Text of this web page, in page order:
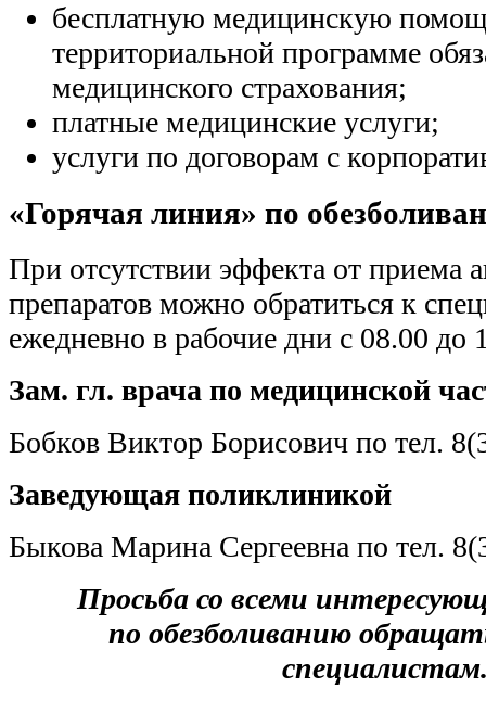
бесплатную медицинскую
территориальной программе
медицинского страхования;
платные медицинские услуги;
услуги по договорам с
«Горячая линия» по
При отсутствии эффекта от приема
препаратов можно обратиться к
ежедневно в рабочие дни с 08.00 до
Зам. гл. врача по медицинской
Бобков Виктор Борисович по тел.
Заведующая поликлиникой
Быкова Марина Сергеевна по тел.
Просьба со всеми
по обезболиванию